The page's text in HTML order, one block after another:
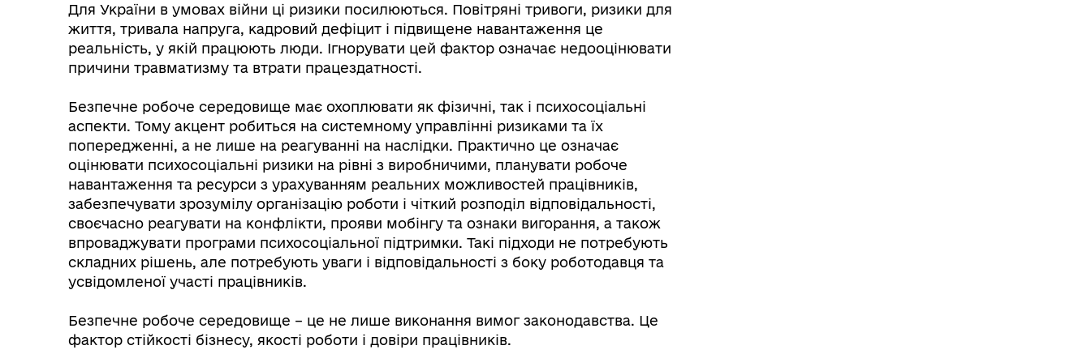
Для України в умовах війни ці ризики посилюються. Повітряні тривоги, ризики для
життя, тривала напруга, кадровий дефіцит і підвищене навантаження це
реальність, у якій працюють люди. Ігнорувати цей фактор означає недооцінювати
причини травматизму та втрати працездатності.
Безпечне робоче середовище має охоплювати як фізичні, так і психосоціальні
аспекти. Тому акцент робиться на системному управлінні ризиками та їх
попередженні, а не лише на реагуванні на наслідки. Практично це означає
оцінювати психосоціальні ризики на рівні з виробничими, планувати робоче
навантаження та ресурси з урахуванням реальних можливостей працівників,
забезпечувати зрозумілу організацію роботи і чіткий розподіл відповідальності,
своєчасно реагувати на конфлікти, прояви мобінгу та ознаки вигорання, а також
впроваджувати програми психосоціальної підтримки. Такі підходи не потребують
складних рішень, але потребують уваги і відповідальності з боку роботодавця та
усвідомленої участі працівників.
Безпечне робоче середовище – це не лише виконання вимог законодавства. Це
фактор стійкості бізнесу, якості роботи і довіри працівників.